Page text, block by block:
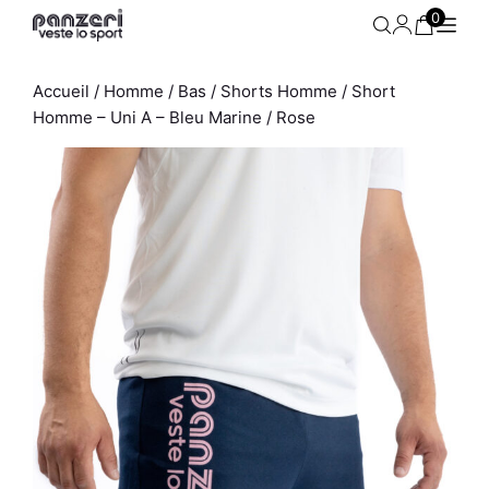
Jogging Slim - Uni T -
Aller
0
Accueil / Homme / Bas / Shorts Homme / Short
Homme – Uni A – Bleu Marine / Rose